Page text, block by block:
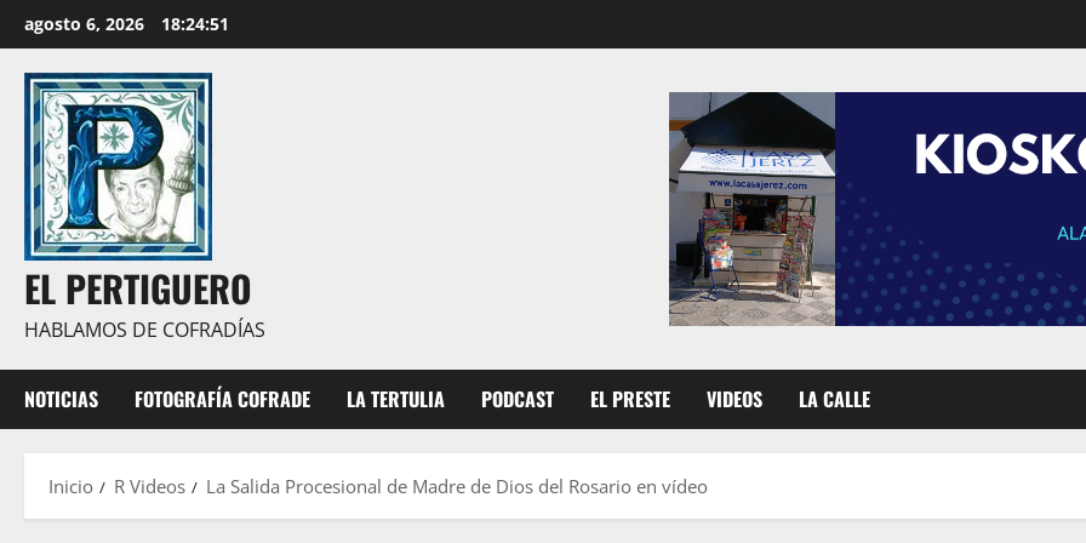
al
contenido
agosto 6, 2026 18:24:52
EL PERTIGUERO
HABLAMOS DE COFRADÍAS
NOTICIAS FOTOGRAFÍA COFRADE LA TERTULIA PODCAST EL PRESTE VIDEOS LA CALLE
Inicio R Videos La Salida Procesional de Madre de Dios del Rosario en vídeo